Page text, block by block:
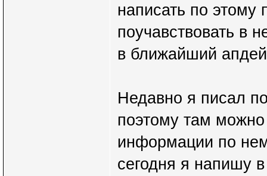
написать по этому
поучавствовать в
в ближайший
Недавно я писал
поэтому там можно
информации по
сегодня я напишу